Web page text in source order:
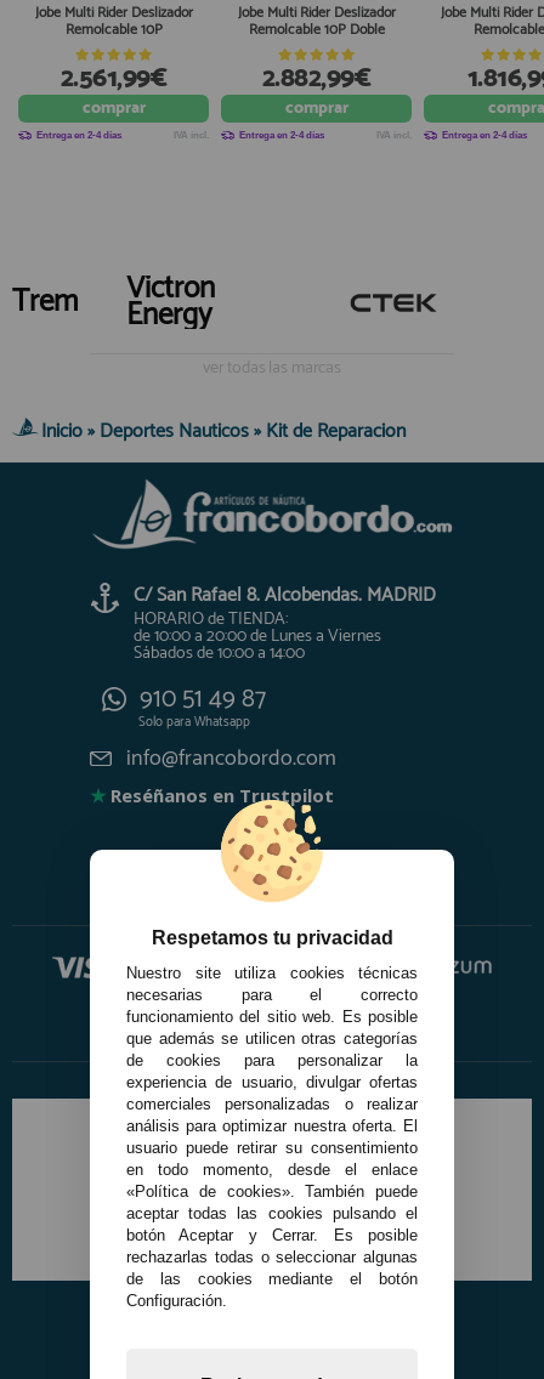
Jobe Multi Rider Deslizador
Remolcable 10P
2.561,99€
comprar
Entrega en 2-4 días IVA incl.
Jobe Multi Rider Deslizador
Remolcable 10P Doble
2.882,99€
comprar
Entrega en 2-4 días IVA incl.
Jobe Multi Rider
Entrega en 2-4 días
Trem Victron
Energy
ver todas las marcas
Inicio»Deportes Nauticos»Kit de Reparacion
C/ San Rafael 8. Alcobendas. MADRID
HORARIO de TIENDA:
de 10:00 a 20:00 de Lunes a Viernes
Sábados de 10:00 a 14:00
910 51 49 87
Solo paraWhatsapp
info@francobordo.com
★ Reséñanos en Trustpilot
Respetamos tu privacidad
Nuestro site utiliza cookies técnicas
necesarias para el correcto
funcionamiento del sitio web. Es posible
que además se utilicen otras categorías
de cookies para personalizar la
experiencia de usuario, divulgar ofertas
comerciales personalizadas o realizar
análisis para optimizar nuestra oferta. El
usuario puede retirar su consentimiento
en todo momento, desde el enlace
«Política de cookies». También puede
aceptar todas las cookies pulsando el
botón Aceptar y Cerrar. Es posible
rechazarlas todas o seleccionar algunas
de las cookies mediante el botón
Configuración.